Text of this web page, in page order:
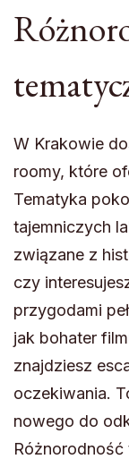
W Krakowie
roomy, które
Tematyka
tajemniczych
związane z
czy
przygodami
jak bohater
znajdziesz
oczekiwania.
nowego do